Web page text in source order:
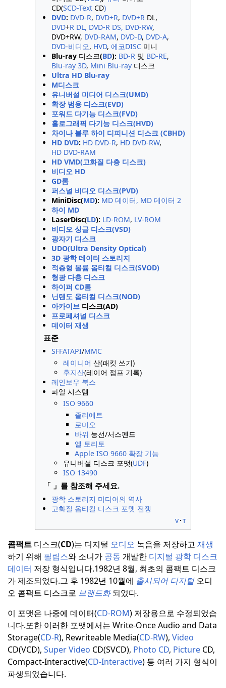
CD(SCD-Text CD)
DVD: DVD-R, DVD+R, DVD+R DL,
DVD+R DL, DVD-R DS, DVD-RW,
DVD+RW, DVD-RAM, DVD-D, DVD-A,
DVD-비디오, HVD,에코DISC 미니
Blu-ray 디스크(BD): BD-R 및 BD-RE,
Blu-ray 3D, Mini Blu-ray 디스크
Ultra HD Blu-ray
M디스크
유니버설 미디어 디스크(UMD)
확장 범용 디스크(EVD)
포워드 다기능 디스크(FVD)
홀로그래픽 다기능 디스크(HVD)
차이나 블루 하이 디피니션 디스크 (CBHD)
HD DVD: HD DVD-R, HD DVD-RW,
HD DVD-RAM
HD VMD(고화질 다층 디스크)
비디오 HD
GD롬
퍼스널 비디오 디스크(PVD)
MiniDisc(MD): MD 데이터, MD 데이터 2
하이 MD
LaserDisc(LD): LD-ROM, LV-ROM
비디오 싱글 디스크(VSD)
광자기 디스크
UDO(Ultra Density Optical)
3D 광학 데이터 스토리지
적층형 볼륨 옵티컬 디스크(SVOD)
형광 다층 디스크
하이퍼 CD롬
닌텐도 옵티컬 디스크(NOD)
아카이브 디스크(AD)
프로페셔널 디스크
데이터 재생
표준
SFFATAPI/MMC
레이니어 산(패킷 쓰기)
후지산(레이어 점프 기록)
레인보우 북스
파일 시스템
ISO 9660
졸리에트
로미오
바위 능선/서스펜드
엘 토리토
Apple ISO 9660 확장 기능
유니버설 디스크 포맷(UDF)
ISO 13490
「 」를 참조해 주세요.
광학 스토리지 미디어의 역사
고화질 옵티컬 디스크 포맷 전쟁
v t
콤팩트 디스크(CD)는 디지털 오디오 녹음을 저장하고 재생
하기 위해 필립스와 소니가 공동 개발한 디지털 광학 디스크
데이터 저장 형식입니다.1982년 8월, 최초의 콤팩트 디스크
가 제조되었다.그 후 1982년 10월에 출시되어 디지털오디
오 콤팩트 디스크로 브랜드화되었다.
이 포맷은 나중에 데이터(CD-ROM) 저장용으로 수정되었습
니다.또한 이러한 포맷에서는 Write-Once Audio and Data
Storage(CD-R), Rewriteable Media(CD-RW), Video
CD(VCD), Super Video CD(SVCD), Photo CD, Picture CD,
Compact-Interactive(CD-Interactive) 등 여러 가지 형식이
파생되었습니다.